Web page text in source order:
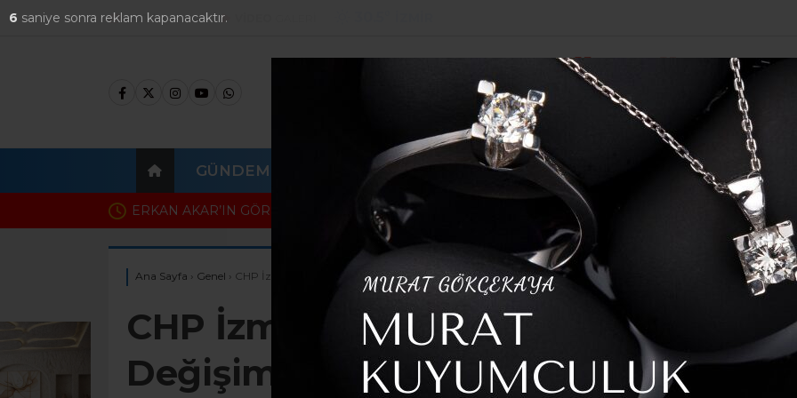
FOTOGALERİ
GÜNDEM EKONOMI POLITIKA SPOR HABER ARŞIV
İzmir soruşturmasında dikkat çeken gelişme: Veli Ağbaba’nın ‘Her şeyine kefilim” dediği Süleyman
Ağbaba’nın ortağı çıktı
Ana Sayfa › Genel › CHP İzmir İl Başkanlığı’nda Görev Değişimi: Utku Gümrükçü Atandı
CHP İzmir İl Başkanlığı’nda Görev
Değişimi: Utku Gümrükçü Atandı
4 saniye sonra reklam kapanacaktır.